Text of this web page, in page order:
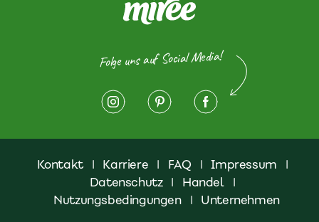
Folge uns auf Social Media!
Kontakt | Karriere | FAQ | Impressum
|
Datenschutz | Handel
|
Nutzungsbedingungen
| Unternehmen